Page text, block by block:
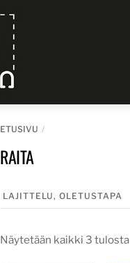
ETUSIVU
RAITA
Näytetään kaikki 3 tulosta